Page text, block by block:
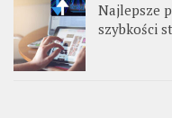
Najlepsze
szybkości